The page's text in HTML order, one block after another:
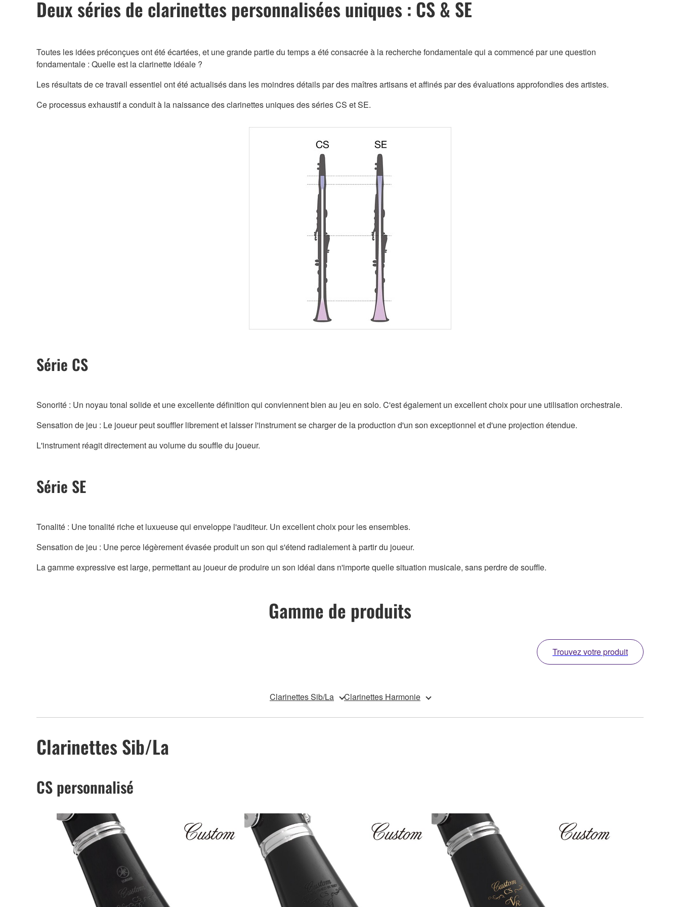
Deux séries de clarinettes personnalisées uniques : CS & SE
Toutes les idées préconçues ont été écartées, et une grande partie du temps a été consacrée à la recherche fondamentale qui a commencé par une question
fondamentale : Quelle est la clarinette idéale ?
Les résultats de ce travail essentiel ont été actualisés dans les moindres détails par des maîtres artisans et affinés par des évaluations approfondies des artistes.
Ce processus exhaustif a conduit à la naissance des clarinettes uniques des séries CS et SE.
Série CS
Sonorité : Un noyau tonal solide et une excellente définition qui conviennent bien au jeu en solo. C'est également un excellent choix pour une utilisation orchestrale.
Sensation de jeu : Le joueur peut souffler librement et laisser l'instrument se charger de la production d'un son exceptionnel et d'une projection étendue.
L'instrument réagit directement au volume du souffle du joueur.
Série SE
Tonalité : Une tonalité riche et luxueuse qui enveloppe l'auditeur. Un excellent choix pour les ensembles.
Sensation de jeu : Une perce légèrement évasée produit un son qui s'étend radialement à partir du joueur.
La gamme expressive est large, permettant au joueur de produire un son idéal dans n'importe quelle situation musicale, sans perdre de souffle.
Gamme de produits
Trouvez votre produit
Clarinettes Sib/La Clarinettes Harmonie
Clarinettes Sib/La
CS personnalisé